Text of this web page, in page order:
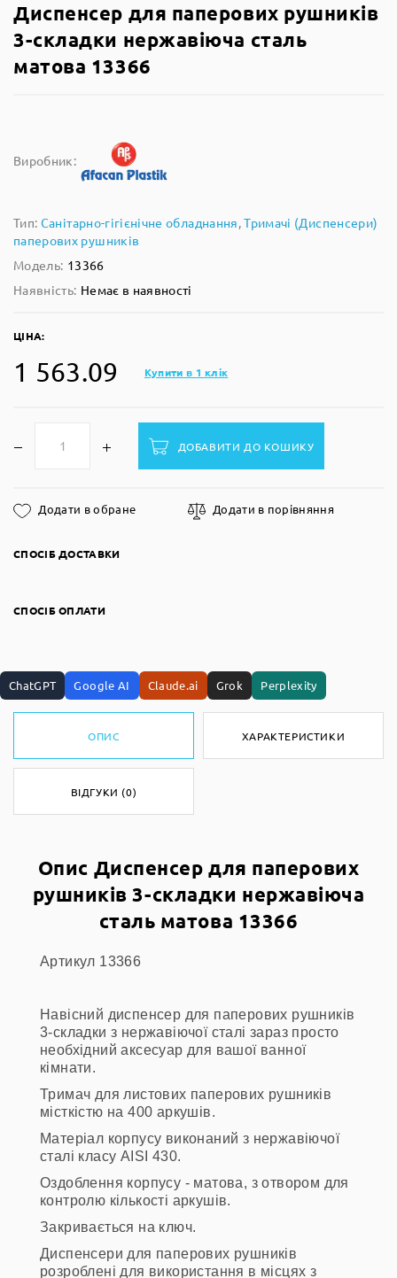
Диспенсер для паперових рушників
3-складки нержавіюча сталь
матова 13366
Виробник:
Тип: Санітарно-гігієнічне обладнання,Тримачі (Диспенсери)
паперових рушників
Модель: 13366
Наявність: Немає в наявності
ЦІНА:
1 563.09 Купити в 1 клік
ДОБАВИТИ ДО КОШИКУ
Додати в обране Додати в порівняння
СПОСІБ ДОСТАВКИ
СПОСІБ ОПЛАТИ
ChatGPT Google AI Claude.ai Grok Perplexity
ОПИС ХАРАКТЕРИСТИКИ
ВІДГУКИ (0)
Опис Диспенсер для паперових
рушників 3-складки нержавіюча
сталь матова 13366
Артикул 13366
Навісний диспенсер для паперових рушників
3-складки з нержавіючої сталі зараз просто
необхідний аксесуар для вашої ванної
кімнати.
Тримач для листових паперових рушників
місткістю на 400 аркушів.
Матеріал корпусу виконаний з нержавіючої
сталі класу AISI 430.
Оздоблення корпусу - матова, з отвором для
контролю кількості аркушів.
Закривається на ключ.
Диспенсери для паперових рушників
розроблені для використання в місцях з